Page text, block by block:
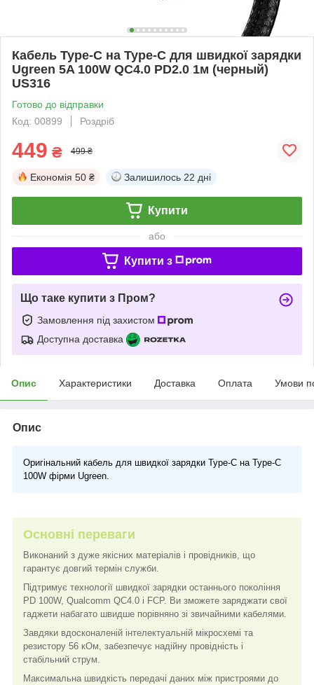
Кабель Type-C на Type-C для швидкої зарядки
Ugreen 5A 100W QC4.0 PD2.0 1м (черный)
US316
Готово до відправки
Код: 00899
Роздріб
449 ₴ 499 ₴
Економія 50 ₴ Залишилось 22 дні
Купити
або
Купити з
Що таке купити з Пром?
Замовлення під захистом
Доступна доставка
Опис Характеристики Доставка Оплата Умови
Опис
Оригінальний кабель для швидкої зарядки Type-C на Type-C
100W фірми Ugreen.
Основні переваги
Виконаний з дуже якісних матеріалів і провідників, що
гарантує довгий термін служби.
Підтримує технології швидкої зарядки останнього покоління
PD 100W, Qualcomm QC4.0 і FCP. Ви зможете заряджати свої
гаджети набагато швидше порівняно зі звичайними кабелями.
Завдяки вдосконаленій інтелектуальній мікросхемі та
резистору 56 кОм, забезпечує надійну провідність і
стабільний струм.
Максимальна швидкість передачі даних між пристроями до